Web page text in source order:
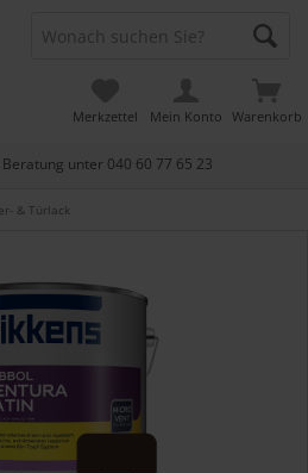
unter 040 60 77 65 23
Warenkorb
Merkzettel Mein Konto
& Türlack